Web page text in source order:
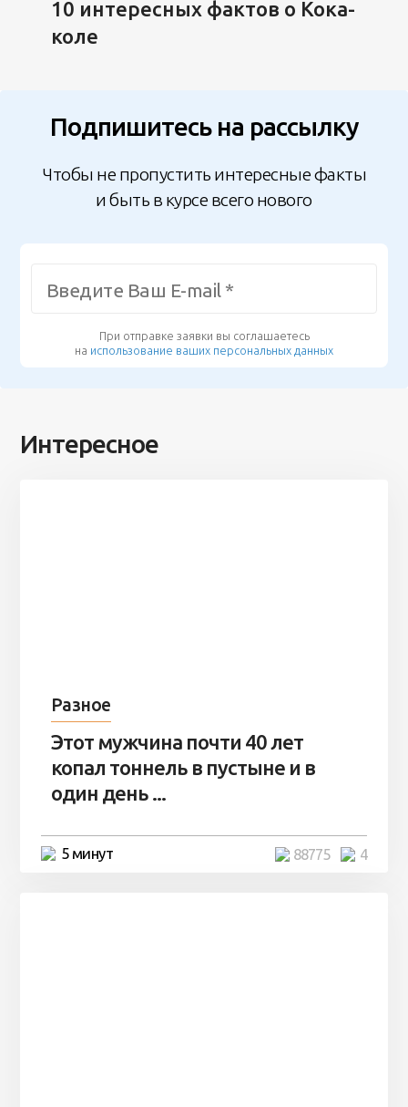
10 интересных фактов о Кока-
коле
Подпишитесь на рассылку
Чтобы не пропустить интересные факты
и быть в курсе всего нового
При отправке заявки вы соглашаетесь
на использование ваших персональных данных
Интересное
Разное
Этот мужчина почти 40 лет
копал тоннель в пустыне и в
один день ...
5 минут 4
88775